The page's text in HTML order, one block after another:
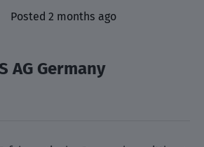
Posted 2 months ago
AG Germany